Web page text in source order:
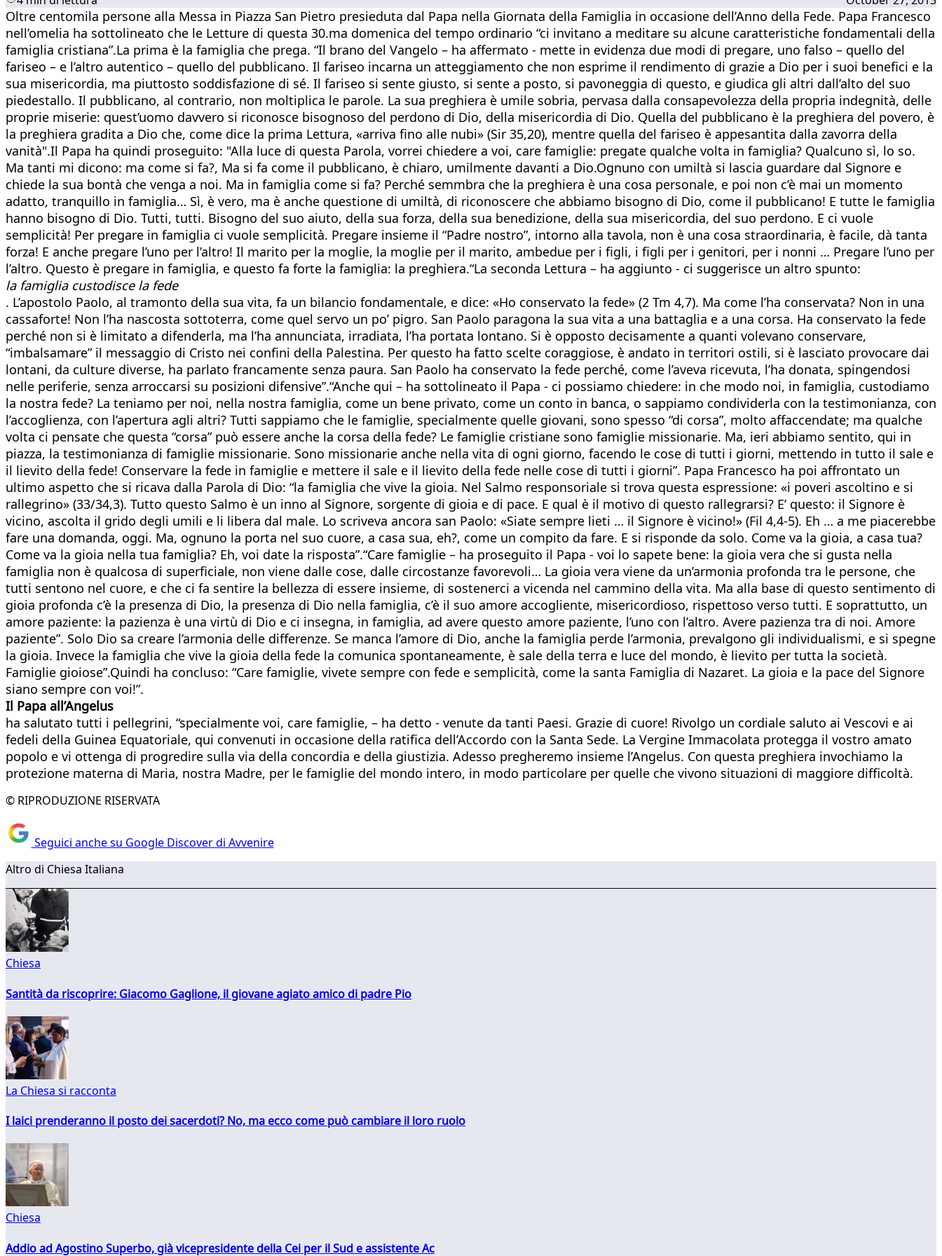
Oltre centomila persone alla Messa in Piazza San Pietro presieduta dal Papa nella Giornata della Famiglia in occasione dell’Anno della Fede. Papa Francesco
nell’omelia ha sottolineato che le Letture di questa 30.ma domenica del tempo ordinario “ci invitano a meditare su alcune caratteristiche fondamentali della
famiglia cristiana”.La prima è la famiglia che prega. “Il brano del Vangelo – ha affermato - mette in evidenza due modi di pregare, uno falso – quello del
fariseo – e l’altro autentico – quello del pubblicano. Il fariseo incarna un atteggiamento che non esprime il rendimento di grazie a Dio per i suoi benefici e la
sua misericordia, ma piuttosto soddisfazione di sé. Il fariseo si sente giusto, si sente a posto, si pavoneggia di questo, e giudica gli altri dall’alto del suo
piedestallo. Il pubblicano, al contrario, non moltiplica le parole. La sua preghiera è umile sobria, pervasa dalla consapevolezza della propria indegnità, delle
proprie miserie: quest’uomo davvero si riconosce bisognoso del perdono di Dio, della misericordia di Dio. Quella del pubblicano è la preghiera del povero, è
la preghiera gradita a Dio che, come dice la prima Lettura, «arriva fino alle nubi» (Sir 35,20), mentre quella del fariseo è appesantita dalla zavorra della
vanità".Il Papa ha quindi proseguito: "Alla luce di questa Parola, vorrei chiedere a voi, care famiglie: pregate qualche volta in famiglia? Qualcuno sì, lo so.
Ma tanti mi dicono: ma come si fa?, Ma si fa come il pubblicano, è chiaro, umilmente davanti a Dio.Ognuno con umiltà si lascia guardare dal Signore e
chiede la sua bontà che venga a noi. Ma in famiglia come si fa? Perché semmbra che la preghiera è una cosa personale, e poi non c’è mai un momento
adatto, tranquillo in famiglia… Sì, è vero, ma è anche questione di umiltà, di riconoscere che abbiamo bisogno di Dio, come il pubblicano! E tutte le famiglia
hanno bisogno di Dio. Tutti, tutti. Bisogno del suo aiuto, della sua forza, della sua benedizione, della sua misericordia, del suo perdono. E ci vuole
semplicità! Per pregare in famiglia ci vuole semplicità. Pregare insieme il “Padre nostro”, intorno alla tavola, non è una cosa straordinaria, è facile, dà tanta
forza! E anche pregare l’uno per l’altro! Il marito per la moglie, la moglie per il marito, ambedue per i figli, i figli per i genitori, per i nonni … Pregare l’uno per
l’altro. Questo è pregare in famiglia, e questo fa forte la famiglia: la preghiera.“La seconda Lettura – ha aggiunto - ci suggerisce un altro spunto:
la famiglia custodisce la fede
. L’apostolo Paolo, al tramonto della sua vita, fa un bilancio fondamentale, e dice: «Ho conservato la fede» (2 Tm 4,7). Ma come l’ha conservata? Non in una
cassaforte! Non l’ha nascosta sottoterra, come quel servo un po’ pigro. San Paolo paragona la sua vita a una battaglia e a una corsa. Ha conservato la fede
perché non si è limitato a difenderla, ma l’ha annunciata, irradiata, l’ha portata lontano. Si è opposto decisamente a quanti volevano conservare,
“imbalsamare” il messaggio di Cristo nei confini della Palestina. Per questo ha fatto scelte coraggiose, è andato in territori ostili, si è lasciato provocare dai
lontani, da culture diverse, ha parlato francamente senza paura. San Paolo ha conservato la fede perché, come l’aveva ricevuta, l’ha donata, spingendosi
nelle periferie, senza arroccarsi su posizioni difensive”.“Anche qui – ha sottolineato il Papa - ci possiamo chiedere: in che modo noi, in famiglia, custodiamo
la nostra fede? La teniamo per noi, nella nostra famiglia, come un bene privato, come un conto in banca, o sappiamo condividerla con la testimonianza, con
l’accoglienza, con l’apertura agli altri? Tutti sappiamo che le famiglie, specialmente quelle giovani, sono spesso “di corsa”, molto affaccendate; ma qualche
volta ci pensate che questa “corsa” può essere anche la corsa della fede? Le famiglie cristiane sono famiglie missionarie. Ma, ieri abbiamo sentito, qui in
piazza, la testimonianza di famiglie missionarie. Sono missionarie anche nella vita di ogni giorno, facendo le cose di tutti i giorni, mettendo in tutto il sale e
il lievito della fede! Conservare la fede in famiglie e mettere il sale e il lievito della fede nelle cose di tutti i giorni”. Papa Francesco ha poi affrontato un
ultimo aspetto che si ricava dalla Parola di Dio: “la famiglia che vive la gioia. Nel Salmo responsoriale si trova questa espressione: «i poveri ascoltino e si
rallegrino» (33/34,3). Tutto questo Salmo è un inno al Signore, sorgente di gioia e di pace. E qual è il motivo di questo rallegrarsi? E’ questo: il Signore è
vicino, ascolta il grido degli umili e li libera dal male. Lo scriveva ancora san Paolo: «Siate sempre lieti … il Signore è vicino!» (Fil 4,4-5). Eh … a me piacerebbe
fare una domanda, oggi. Ma, ognuno la porta nel suo cuore, a casa sua, eh?, come un compito da fare. E si risponde da solo. Come va la gioia, a casa tua?
Come va la gioia nella tua famiglia? Eh, voi date la risposta”.“Care famiglie – ha proseguito il Papa - voi lo sapete bene: la gioia vera che si gusta nella
famiglia non è qualcosa di superficiale, non viene dalle cose, dalle circostanze favorevoli… La gioia vera viene da un’armonia profonda tra le persone, che
tutti sentono nel cuore, e che ci fa sentire la bellezza di essere insieme, di sostenerci a vicenda nel cammino della vita. Ma alla base di questo sentimento di
gioia profonda c’è la presenza di Dio, la presenza di Dio nella famiglia, c’è il suo amore accogliente, misericordioso, rispettoso verso tutti. E soprattutto, un
amore paziente: la pazienza è una virtù di Dio e ci insegna, in famiglia, ad avere questo amore paziente, l’uno con l’altro. Avere pazienza tra di noi. Amore
paziente”. Solo Dio sa creare l’armonia delle differenze. Se manca l’amore di Dio, anche la famiglia perde l’armonia, prevalgono gli individualismi, e si spegne
la gioia. Invece la famiglia che vive la gioia della fede la comunica spontaneamente, è sale della terra e luce del mondo, è lievito per tutta la società.
Famiglie gioiose”.Quindi ha concluso: “Care famiglie, vivete sempre con fede e semplicità, come la santa Famiglia di Nazaret. La gioia e la pace del Signore
siano sempre con voi!”.
Il Papa all’Angelus
ha salutato tutti i pellegrini, “specialmente voi, care famiglie, – ha detto - venute da tanti Paesi. Grazie di cuore! Rivolgo un cordiale saluto ai Vescovi e ai
fedeli della Guinea Equatoriale, qui convenuti in occasione della ratifica dell’Accordo con la Santa Sede. La Vergine Immacolata protegga il vostro amato
popolo e vi ottenga di progredire sulla via della concordia e della giustizia. Adesso pregheremo insieme l’Angelus. Con questa preghiera invochiamo la
protezione materna di Maria, nostra Madre, per le famiglie del mondo intero, in modo particolare per quelle che vivono situazioni di maggiore difficoltà.
© RIPRODUZIONE RISERVATA
Seguici anche su Google Discover di Avvenire
Altro di Chiesa Italiana
Chiesa
Santità da riscoprire: Giacomo Gaglione, il giovane agiato amico di padre Pio
La Chiesa si racconta
I laici prenderanno il posto dei sacerdoti? No, ma ecco come può cambiare il loro ruolo
Chiesa
Addio ad Agostino Superbo, già vicepresidente della Cei per il Sud e assistente Ac